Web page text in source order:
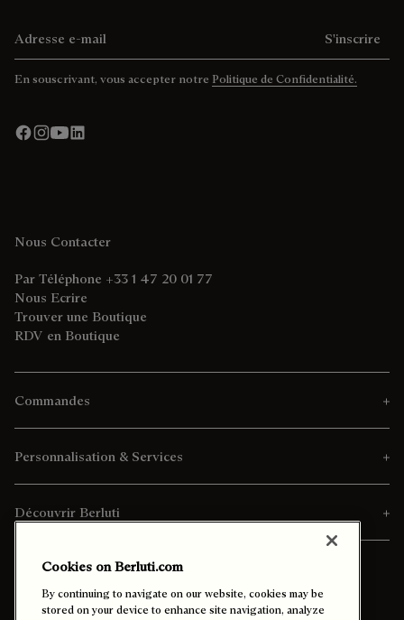
S'inscrire
En souscrivant, vous accepter notre Politique de Confidentialité.
Nous Contacter
Par Téléphone +33 1 47 20 01 77
Nous Ecrire
Trouver une Boutique
RDV en Boutique
Commandes
Personnalisation & Services
Découvrir Berluti
Cookies on Berluti.com
By continuing to navigate on our website, cookies may be
stored on your device to enhance site navigation, analyze